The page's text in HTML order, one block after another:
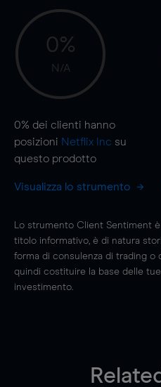
0%
N/A
0% dei clienti hanno
posizioni Netflix Inc su
questo prodotto
Visualizza lo strumento
Lo strumento Client Sentiment
titolo informativo, è di natura
forma di consulenza di trading o
quindi costituire la base delle
investimento.